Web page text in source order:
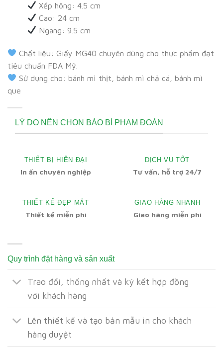
Xếp hông: 4.5 cm
Cao: 24 cm
Ngang: 9.5 cm
Chất liệu: Giấy MG40 chuyên dùng cho thực phẩm đạt
tiêu chuẩn FDA Mỹ.
Sử dụng cho: bánh mì thịt, bánh mì chả cá, bánh mì
que
LÝ DO NÊN CHỌN BÀO BÌ PHẠM ĐOÀN
THIẾT BỊ HIỆN ĐẠI
In ấn chuyên nghiệp
DỊCH VỤ TỐT
Tư vấn, hỗ trợ 24/7
THIẾT KẾ ĐẸP MẮT
Thiết kế miễn phí
GIAO HÀNG NHANH
Giao hàng miễn phí
Quy trình đặt hàng và sản xuất
Trao đổi, thống nhất và ký kết hợp đồng
với khách hàng
Lên thiết kế và tạo bản mẫu in cho khách
hàng duyệt